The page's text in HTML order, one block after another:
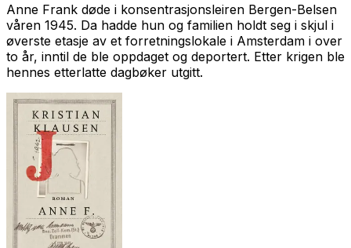
Anne Frank døde i konsentrasjonsleiren Bergen-Belsen
våren 1945. Da hadde hun og familien holdt seg i skjul i
øverste etasje av et forretningslokale i Amsterdam i over
to år, inntil de ble oppdaget og deportert. Etter krigen ble
hennes etterlatte dagbøker utgitt.